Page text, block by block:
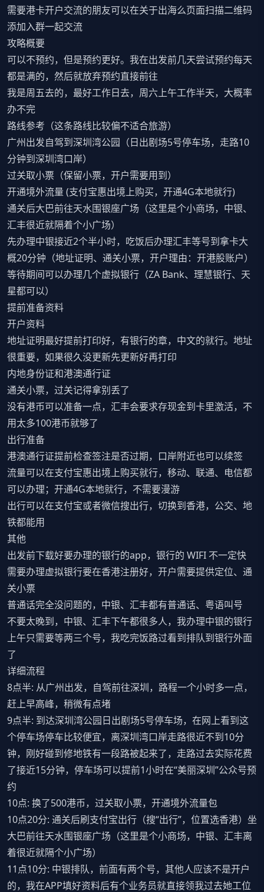
需要港卡开户交流的朋友可以在关于出海么页面扫描二维码
添加入群一起交流
攻略概要
可以不预约，但是预约更好。我在出发前几天尝试预约每天
都是满的，然后就放弃预约直接前往
我是周五去的，最好工作日去，周六上午工作半天，大概率
办不完
路线参考（这条路线比较偏不适合旅游）
广州出发自驾到深圳湾公园（日出剧场5号停车场，走路10
分钟到深圳湾口岸）
过关取小票（保留小票，开户需要用到）
开通境外流量 (支付宝惠出境上购买，开通4G本地就行)
通关后大巴前往天水围银座广场（这里是个小商场，中银、
汇丰很近就隔着个小广场）
先办理中银接近2个半小时，吃饭后办理汇丰等号到拿卡大
概20分钟（地址证明、通关小票，开户理由：开港股账户）
等待期间可以办理几个虚拟银行（ZA Bank、理慧银行、天
星都可以）
提前准备资料
开户资料
地址证明最好提前打印好，有银行的章，中文的就行。地址
很重要，如果很久没更新先更新好再打印
内地身份证和港澳通行证
通关小票，过关记得拿别丢了
没有港币可以准备一点，汇丰会要求存现金到卡里激活，不
用太多100港币就够了
出行准备
港澳通行证提前检查签注是否过期，口岸附近也可以续签
流量可以在支付宝惠出境上购买就行，移动、联通、电信都
可以办理；开通4G本地就行，不需要漫游
出行可以在支付宝或者微信搜出行，切换到香港，公交、地
铁都能用
其他
出发前下载好要办理的银行的app，银行的 WIFI 不一定快
需要办理虚拟银行要在香港注册好，开户需要提供定位、通
关小票
普通话完全没问题的，中银、汇丰都有普通话、粤语叫号
不要太晚到，中银、汇丰下午都很多人，我办理中银的银行
上午只需要等两三个号，我吃完饭路过看到排队到银行外面
了
详细流程
8点半: 从广州出发，自驾前往深圳，路程一个小时多一点，
赶上早高峰，稍微有点堵
9点半: 到达深圳湾公园日出剧场5号停车场，在网上看到这
个停车场停车比较便宜，离深圳湾口岸走路很近不到10分
钟，刚好碰到修地铁有一段路被起来了，走路过去实际花费
了接近15分钟，停车场可以提前1小时在“美丽深圳”公众号预
约
10点: 换了500港币，过关取小票，开通境外流量包
10点20分: 通关后刷支付宝出行（搜“出行”，位置选香港）坐
大巴前往天水围银座广场（这里是个小商场，中银、汇丰离
着很近就隔个小广场）
11点10分: 中银排队，前面有两个号，其他人应该不是开户
的，我在APP填好资料后有个业务员就直接领我过去她工位